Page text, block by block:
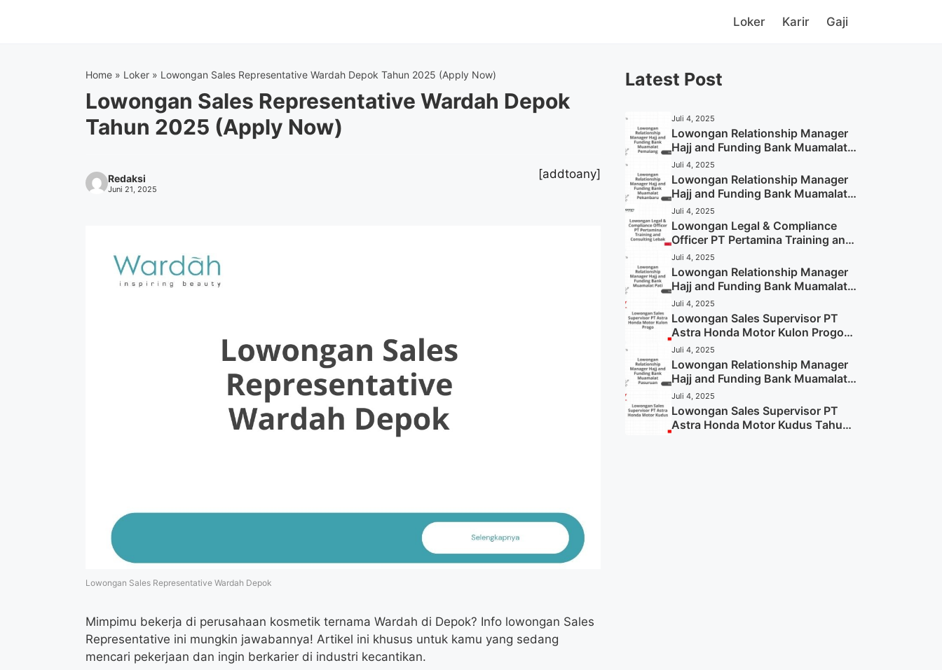
Loker Karir Gaji
Home » Loker » Lowongan Sales Representative Wardah Depok Tahun 2025 (Apply Now)
Lowongan Sales Representative Wardah Depok
Tahun 2025 (Apply Now)
Redaksi
Juni 21, 2025
[addtoany]
Lowongan Sales Representative Wardah Depok
Mimpimu bekerja di perusahaan kosmetik ternama Wardah di Depok? Info lowongan Sales
Representative ini mungkin jawabannya! Artikel ini khusus untuk kamu yang sedang
mencari pekerjaan dan ingin berkarier di industri kecantikan.
Latest Post
Juli 4, 2025
Lowongan Relationship Manager
Hajj and Funding Bank Muamalat
Pemalang Tahun 2025
Juli 4, 2025
Lowongan Relationship Manager
Hajj and Funding Bank Muamalat
Pekanbaru Tahun 2025 (Apply
Now)
Juli 4, 2025
Lowongan Legal & Compliance
Officer PT Pertamina Training and
Consulting Lebak Tahun 2025
(Apply Now)
Juli 4, 2025
Lowongan Relationship Manager
Hajj and Funding Bank Muamalat
Pati Tahun 2025 (Lamar
Sekarang)
Juli 4, 2025
Lowongan Sales Supervisor PT
Astra Honda Motor Kulon Progo
Tahun 2025 (Resmi)
Juli 4, 2025
Lowongan Relationship Manager
Hajj and Funding Bank Muamalat
Pasuruan Tahun 2025 (Apply
Now)
Juli 4, 2025
Lowongan Sales Supervisor PT
Astra Honda Motor Kudus Tahun